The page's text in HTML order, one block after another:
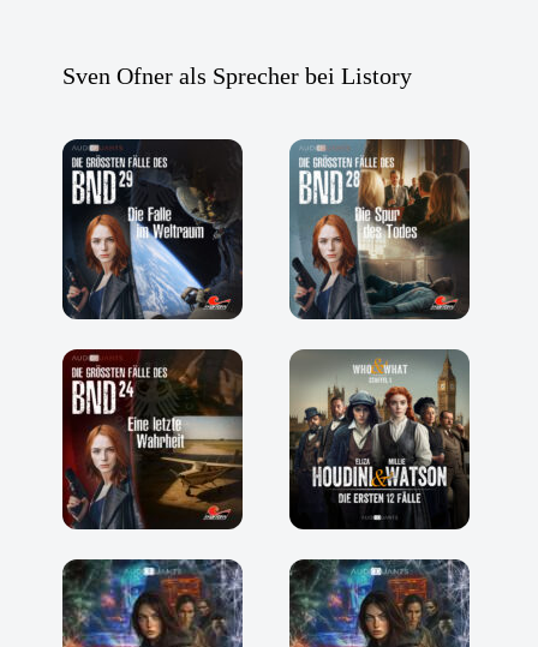
Sven Ofner als Sprecher bei Listory